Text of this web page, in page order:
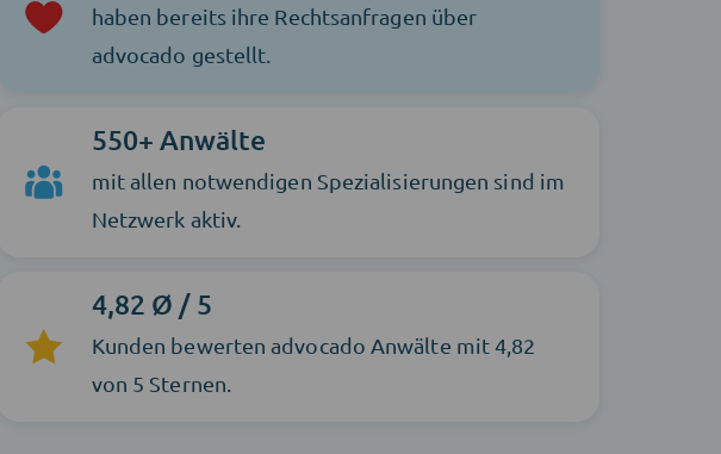
haben bereits ihre Rechtsanfragen über
advocado gestellt.
550+ Anwälte
mit allen notwendigen Spezialisierungen sind im
Netzwerk aktiv.
4,82 Ø / 5
Kunden bewerten advocado Anwälte mit 4,82
von 5 Sternen.